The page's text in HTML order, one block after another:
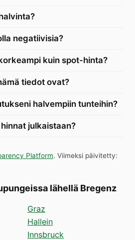
negatiivisia?
kuin spot-hinta?
tiedot ovat?
halvempiin tunteihin?
julkaistaan?
Platform. Viimeksi päivitetty:
lähellä Bregenz
Graz
Hallein
Innsbruck